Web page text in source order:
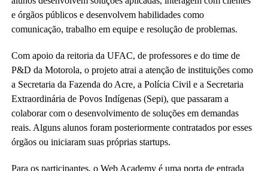
e órgãos públicos e desenvolvem habilidades como
comunicação, trabalho em equipe e resolução de problemas.
Com apoio da reitoria da UFAC, de professores e do time de
P&D da Motorola, o projeto atrai a atenção de instituições como
a Secretaria da Fazenda do Acre, a Polícia Civil e a Secretaria
Extraordinária de Povos Indígenas (Sepi), que passaram a
colaborar com o desenvolvimento de soluções em demandas
reais. Alguns alunos foram posteriormente contratados por esses
órgãos ou iniciaram suas próprias startups.
Para os participantes, o Web Academy é uma porta de entrada